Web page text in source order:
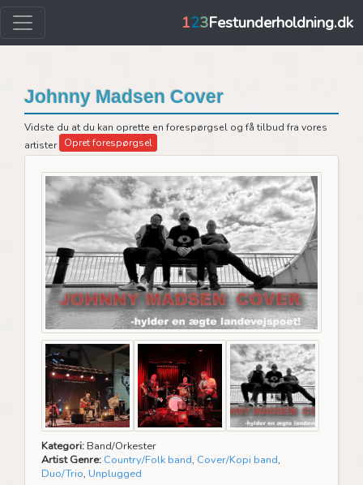
123Festunderholdning.dk
Johnny Madsen Cover
Vidste du at du kan oprette en forespørgsel og få tilbud fra vores
artister Opret forespørgsel
Kategori: Band/Orkester
Artist Genre: Country/Folk band, Cover/Kopi band,
Duo/Trio, Unplugged